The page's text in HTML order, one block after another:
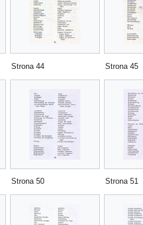
Strona 44 Strona 45
Strona 50 Strona 51